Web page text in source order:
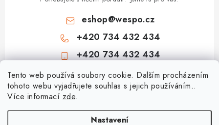
Tento web používá soubory cookie. Dalším procházením
tohoto webu vyjadřujete souhlas s jejich používáním..
Více informací zde.
Nastavení
eshop@wespo.cz
+420 734 432 434
+420 734 432 434
Informace pro vás